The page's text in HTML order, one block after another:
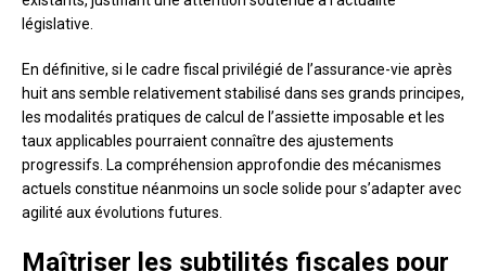
législative.
En définitive, si le cadre fiscal privilégié de l’assurance-vie après
huit ans semble relativement stabilisé dans ses grands principes,
les modalités pratiques de calcul de l’assiette imposable et les
taux applicables pourraient connaître des ajustements
progressifs. La compréhension approfondie des mécanismes
actuels constitue néanmoins un socle solide pour s’adapter avec
agilité aux évolutions futures.
Maîtriser les subtilités fiscales pour